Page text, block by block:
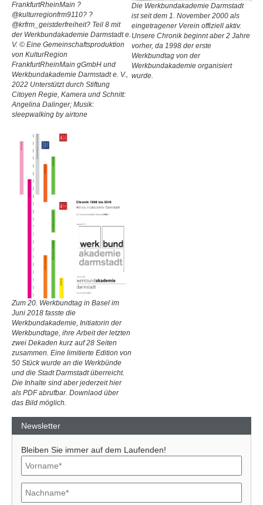
FrankfurtRheinMain ?
@kulturregionfrm9110? ?
@krfrm_geistderfreiheit? Teil 8 mit
der Werkbundakademie Darmstadt e.
V. © Eine Gemeinschaftsproduktion
von KulturRegion
FrankfurtRheinMain gGmbH und
Werkbundakademie Darmstadt e. V.,
2022 Unterstützt durch Stiftung
Citoyen Regie, Kamera und Schnitt:
Angelina Dalinger; Musik:
sleepwalking by airtone
Die Werkbundakademie Darmstadt
ist seit dem 1. November 2000 als
eingetragener Verein offiziell aktiv.
Unsere Chronik beginnt aber 2 Jahre
vorher, da 1998 der erste
Werkbundtag von der
Werkbundakademie organisiert
wurde.
Zum 20. Werkbundtag in Basel im
Juni 2018 fasste die
Werkbundakademie, Initiatorin der
Werkbundtage, ihre Arbeit der letzten
zwei Dekaden kurz auf 28 Seiten
zusammen. Eine limitierte Edition von
50 Stück wurde an die Werkbünde
und die Stadt Darmstadt überreicht.
Die Inhalte sind aber jederzeit hier
als PDF abrufbar. Downlaod über
das Bild möglich.
Newsletter
Bleiben Sie immer auf dem Laufenden!